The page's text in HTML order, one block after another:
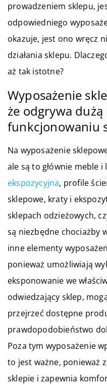
prowadzeniem sklepu,
odpowiedniego
okazuje, jest ono wręcz
działania sklepu.
aż tak istotne?
Wyposażenie
że odgrywa
funkcjonowaniu
Na wyposażenie
ale są to głównie meble i
ekspozycyjna, profile
sklepowe, kraty i
sklepach odzieżowych,
są niezbędne chociażby
inne elementy
ponieważ umożliwiają
eksponowanie we
odwiedzający sklep,
przejrzeć dostępne
prawdopodobieństwo
Poza tym wyposażenie
to jest ważne, ponieważ
sklepie i zapewnia